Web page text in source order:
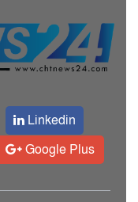
Linkedin
Google Plus